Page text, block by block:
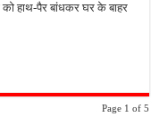
हाथ-पैर बांधकर घर के बाहर
Page 1 of 5